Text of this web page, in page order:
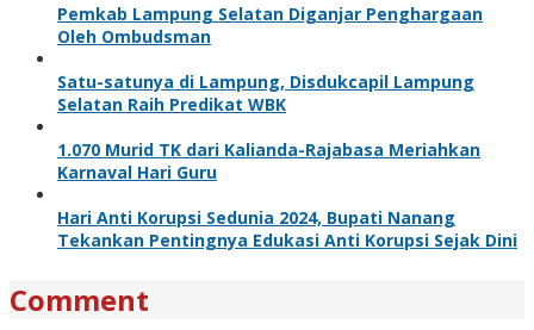
Pemkab Lampung Selatan Diganjar Penghargaan
Oleh Ombudsman
Satu-satunya di Lampung, Disdukcapil Lampung
Selatan Raih Predikat WBK
1.070 Murid TK dari Kalianda-Rajabasa Meriahkan
Karnaval Hari Guru
Hari Anti Korupsi Sedunia 2024, Bupati Nanang
Tekankan Pentingnya Edukasi Anti Korupsi Sejak Dini
Comment